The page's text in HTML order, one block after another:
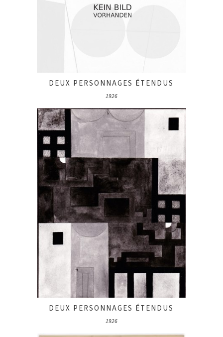
DEUX PERSONNAGES ÉTENDUS
1926
DEUX PERSONNAGES ÉTENDUS
1926